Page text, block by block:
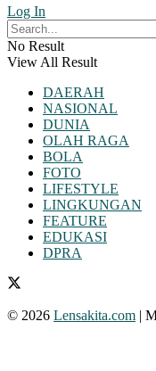
Log In
No Result
View All Result
DAERAH
NASIONAL
DUNIA
OLAH RAGA
BOLA
FOTO
LIFESTYLE
LINGKUNGAN
FEATURE
EDUKASI
DPRA
© 2026 Lensakita.com |